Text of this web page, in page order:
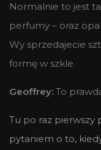
Normalnie to jest
perfumy – oraz
Wy sprzedajecie
formę w szkle.
Geoffrey: To
Tu po raz pierwszy
pytaniem o to,